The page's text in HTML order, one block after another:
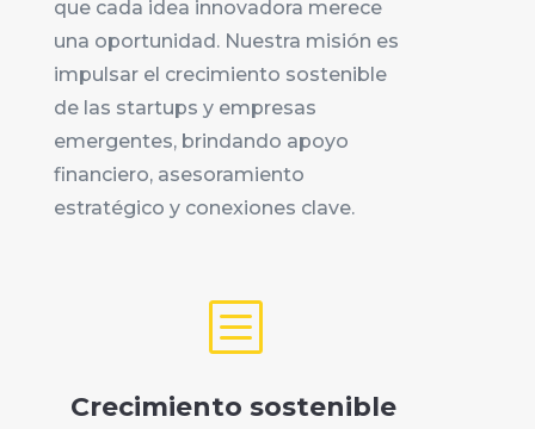
que cada idea innovadora merece
una oportunidad. Nuestra misión es
impulsar el crecimiento sostenible
de las startups y empresas
emergentes, brindando apoyo
financiero, asesoramiento
estratégico y conexiones clave.
b
Crecimiento sostenible